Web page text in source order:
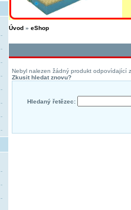
Úvod» eShop
Nebyl nalezen žádný produkt odpovídající
Zkusit hledat znovu?
Hledaný řetězec: